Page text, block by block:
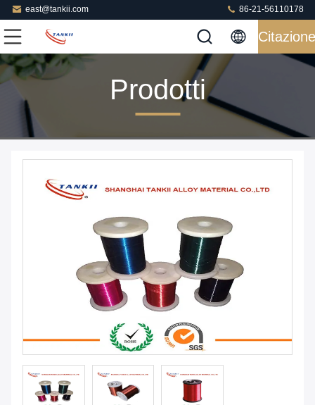
east@tankii.com 86-21-56110178
Citazione
Prodotti